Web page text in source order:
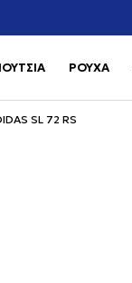
ΡΟΥΧΑ
SL 72 RS